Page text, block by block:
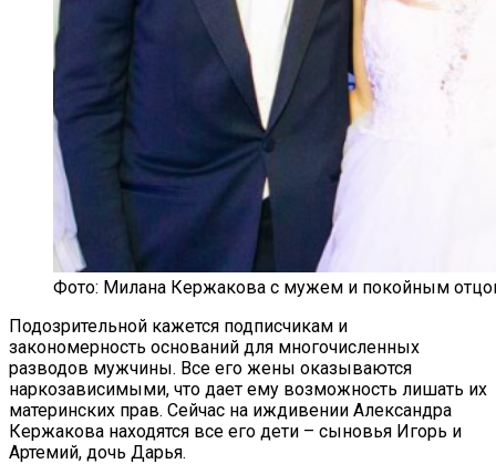
Фото: Милана Кержакова с мужем и покойным
Подозрительной кажется подписчикам и
закономерность оснований для многочисленных
разводов мужчины. Все его жены оказываются
наркозависимыми, что дает ему возможность лишать их
материнских прав. Сейчас на иждивении Александра
Кержакова находятся все его дети – сыновья Игорь и
Артемий, дочь Дарья.